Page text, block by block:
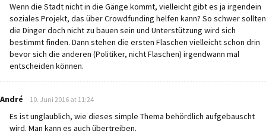
Wenn die Stadt nicht in die Gänge kommt, vielleicht gibt es ja irgendein
soziales Projekt, das über Crowdfunding helfen kann? So schwer sollten
die Dinger doch nicht zu bauen sein und Unterstützung wird sich
bestimmt finden. Dann stehen die ersten Flaschen vielleicht schon drin
bevor sich die anderen (Politiker, nicht Flaschen) irgendwann mal
entscheiden können.
André says:
10. Juni 2016 at 11:24
Es ist unglaublich, wie dieses simple Thema behördlich aufgebauscht
wird. Man kann es auch übertreiben.